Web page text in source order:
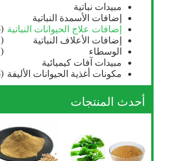
مبيدات نباتية
إضافات الأسمدة النباتية
إضافات علاج الحيوانات النباتية (213)
إضافات الأعلاف النباتية
(261)
الوسطاء
(381)
مبيدات آفات كيميائية
مكونات أغذية الحيوانات الأليفة (118)
أحدث المنتجات